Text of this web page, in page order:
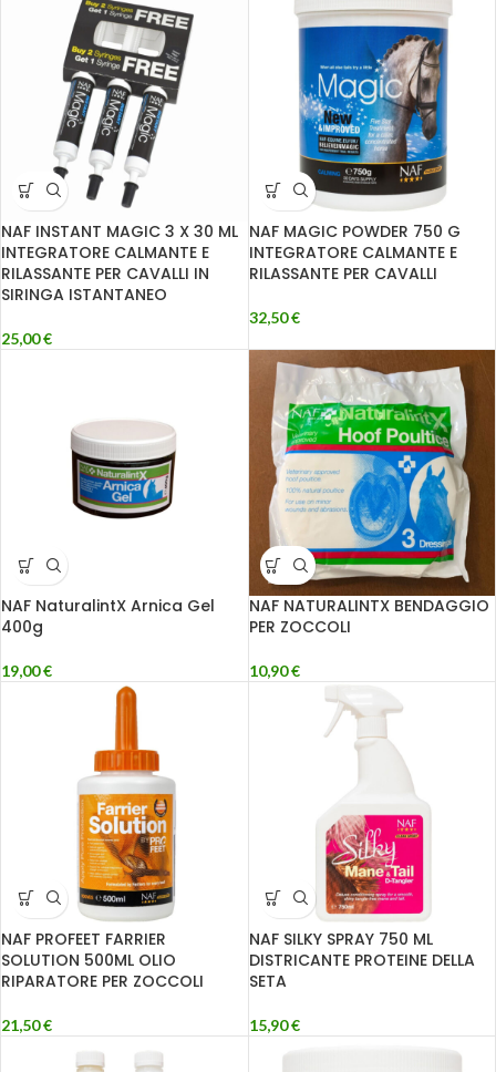
NAF INSTANT MAGIC 3 X 30 ML
INTEGRATORE CALMANTE E
RILASSANTE PER CAVALLI IN
SIRINGA ISTANTANEO
25,00€
NAF MAGIC POWDER 750 G
INTEGRATORE CALMANTE E
RILASSANTE PER CAVALLI
32,50€
NAF NaturalintX Arnica Gel
400g
19,00€
NAF NATURALINTX BENDAGGIO
PER ZOCCOLI
10,90€
NAF PROFEET FARRIER
SOLUTION 500ML OLIO
RIPARATORE PER ZOCCOLI
21,50€
NAF SILKY SPRAY 750 ML
DISTRICANTE PROTEINE DELLA
SETA
15,90€